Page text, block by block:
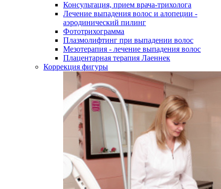
Консультация, прием врача-трихолога
Лечение выпадения волос и алопеции -
аэродинический пилинг
Фототрихограмма
Плазмолифтинг при выпадении волос
Мезотерапия - лечение выпадения волос
Плацентарная терапия Лаеннек
Коррекция фигуры